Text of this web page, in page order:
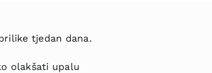
tjedan dana.
olakšati upalu